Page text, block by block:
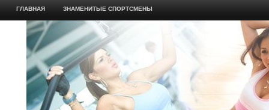
ГЛАВНАЯ ЗНАМЕНИТЫЕ СПОРТСМЕНЫ